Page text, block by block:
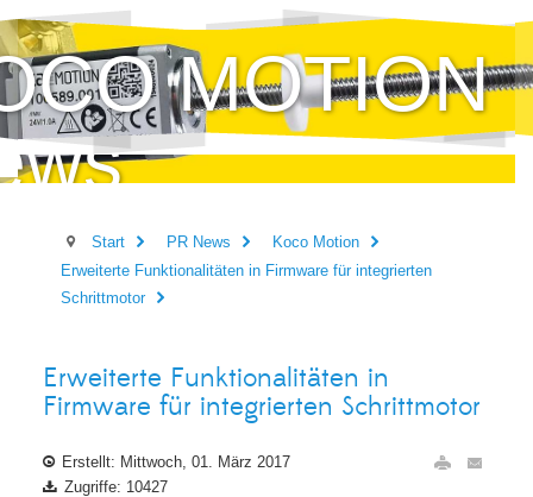
MOTION
Start PR News
Koco Motion
Erweiterte Funktionalitäten in Firmware für integrierten
Schrittmotor
Erweiterte Funktionalitäten in
Firmware für integrierten Schrittmotor
Erstellt: Mittwoch, 01. März 2017
Zugriffe: 10427